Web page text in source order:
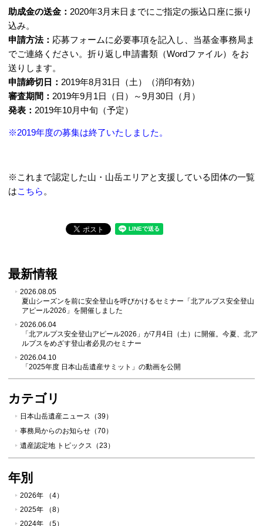
助成金の送金： 2020年3月末日までにご指定の振込口座に振り
込み。
申請方法： 応募フォームに必要事項を記入し、当基金事務局ま
でご連絡ください。折り返し申請書類（Wordファイル）をお
送りします。
申請締切日： 2019年8月31日（土）（消印有効）
審査期間： 2019年9月1日（日）～9月30日（月）
発表： 2019年10月中旬（予定）
※2019年度の募集は終了いたしました。
※これまで認定した山・山岳エリアと支援している団体の一覧
はこちら 。
最新情報
2026.08.05
夏山シーズンを前に安全登山を呼びかけるセミナー「北アルプス安全登山
アピール2026」を開催しました
2026.06.04
「北アルプス安全登山アピール2026」が7月4日（土）に開催。今夏、北ア
ルプスをめざす登山者必見のセミナー
2026.04.10
「2025年度 日本山岳遺産サミット」の動画を公開
カテゴリ
日本山岳遺産ニュース（39）
事務局からのお知らせ（70）
遺産認定地 トピックス（23）
年別
2026年 （4）
2025年 （8）
2024年 （5）